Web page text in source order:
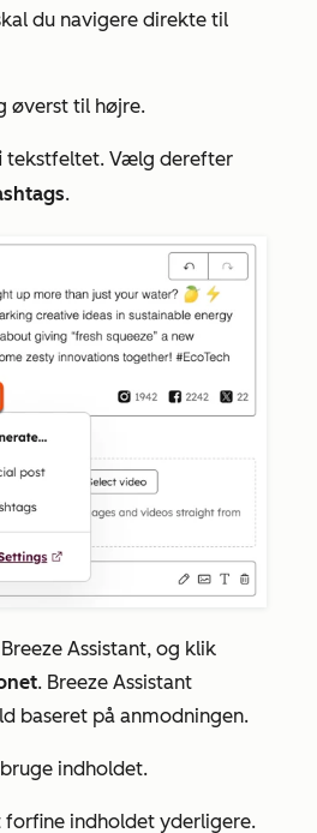
du navigere direkte til
øverst til højre.
tekstfeltet. Vælg derefter
.
Assistant, og klik
. Breeze Assistant
baseret på anmodningen.
indholdet.
forfine indholdet yderligere.